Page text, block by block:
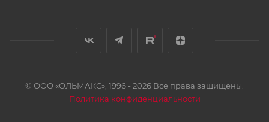
© ООО «ОЛЬМАКС», 1996 - 2026 Все права защищены.
Политика конфиденциальности